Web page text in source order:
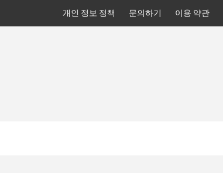
개인 정보 정책 문의하기 이용 약관